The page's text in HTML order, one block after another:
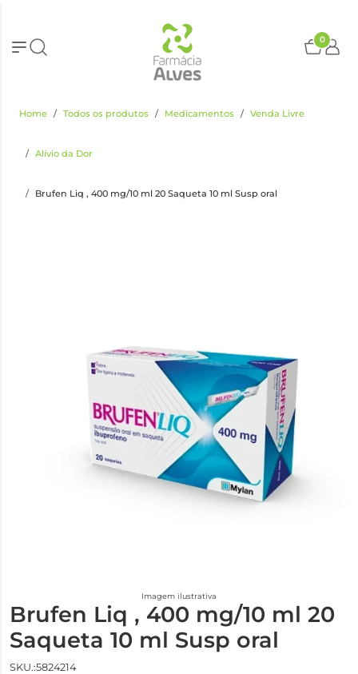
0
Home Todos os produtos Medicamentos Venda Livre
Alívio da Dor
Brufen Liq , 400 mg/10 ml 20 Saqueta 10 ml Susp oral
Imagem ilustrativa
Brufen Liq , 400 mg/10 ml 20
Saqueta 10 ml Susp oral
SKU.:5824214